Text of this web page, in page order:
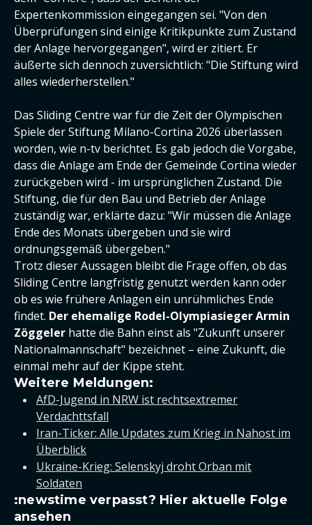
Expertenkommission eingegangen sei. "Von den
Überprüfungen sind einige Kritikpunkte zum Zustand
der Anlage hervorgegangen", wird er zitiert. Er
äußerte sich dennoch zuversichtlich: "Die Stiftung wird
alles wiederherstellen."
Das Sliding Centre war für die Zeit der Olympischen
Spiele der Stiftung Milano-Cortina 2026 überlassen
worden, wie n-tv berichtet. Es gab jedoch die Vorgabe,
dass die Anlage am Ende der Gemeinde Cortina wieder
zurückgeben wird - im ursprünglichen Zustand. Die
Stiftung, die für den Bau und Betrieb der Anlage
zuständig war, erklärte dazu: "Wir müssen die Anlage
Ende des Monats übergeben und sie wird
ordnungsgemäß übergeben."
Trotz dieser Aussagen bleibt die Frage offen, ob das
Sliding Centre langfristig genutzt werden kann oder
ob es wie frühere Anlagen ein unrühmliches Ende
findet. Der ehemalige Rodel-Olympiasieger Armin
Zöggeler hatte die Bahn einst als "Zukunft unserer
Nationalmannschaft" bezeichnet – eine Zukunft, die
einmal mehr auf der Kippe steht.
Weitere Meldungen:
AfD-Jugend in NRW ist rechtsextremer
Verdachttsfall
Iran-Ticker: Alle Updates zum Krieg in Nahost im
Überblick
Ukraine-Krieg: Selenskyj droht Orban mit
Soldaten
:newstime verpasst? Hier aktuelle Folge
ansehen